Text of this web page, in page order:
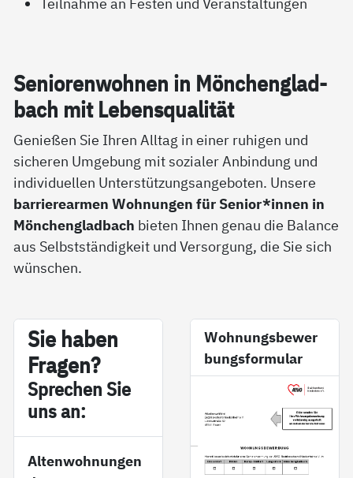
Se­nio­ren­woh­nen in Mön­chen­g­lad­
bach mit Le­bens­qua­li­tät
Genießen Sie Ihren Alltag in einer ruhigen und
sicheren Umgebung mit sozialer Anbindung und
individuellen Unterstützungsangeboten. Unsere
barrierearmen Wohnungen für Senior*innen in
Mönchengladbach bieten Ihnen genau die Balance
aus Selbstständigkeit und Versorgung, die Sie sich
wünschen.
Sie ha­ben
Fra­gen?
Sp­re­chen Sie
uns an:
Altenwohnungen
Wohnungsbewer
bungsformular